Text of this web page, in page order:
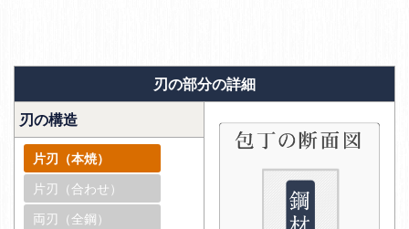
刃の部分の詳細
刃の構造
片刃（本焼）
片刃（合わせ）
両刃（全鋼）